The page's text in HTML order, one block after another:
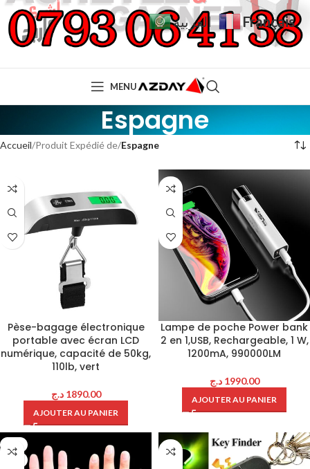
MENU
Espagne
Accueil Produit Expédié de Espagne
Pèse-bagage électronique
portable avec écran LCD
numérique, capacité de 50kg,
110lb, vert
1890.00 د.ج
AJOUTER AU PANIER
Lampe de poche Power bank
2 en 1,USB, Rechargeable, 1 W,
1200mA, 990000LM
1990.00 د.ج
AJOUTER AU PANIER
العربية Français